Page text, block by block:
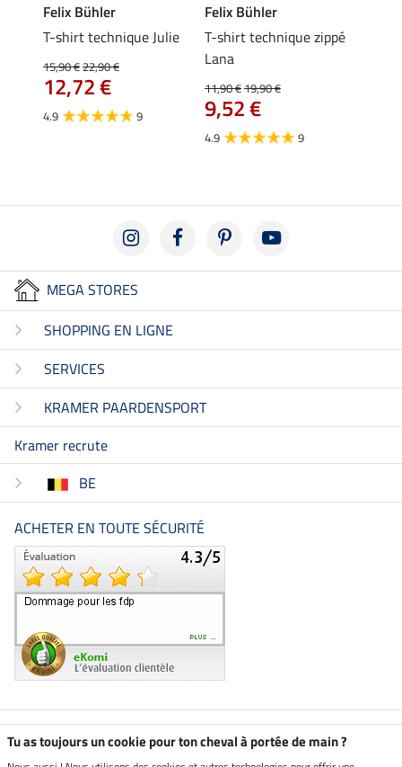
Felix Bühler
T-shirt technique Julie
15,90 €22,90 €
12,72 €
4.9 9
Felix Bühler
T-shirt technique zippé
Lana
11,90 €19,90 €
9,52 €
4.9 9
MEGA STORES
SHOPPING EN LIGNE
SERVICES
KRAMER PAARDENSPORT
Kramer recrute
BE
ACHETER EN TOUTE SÉCURITÉ
Boutique climatiquement
Tu as toujours un cookie pour ton cheval à portée de main ?